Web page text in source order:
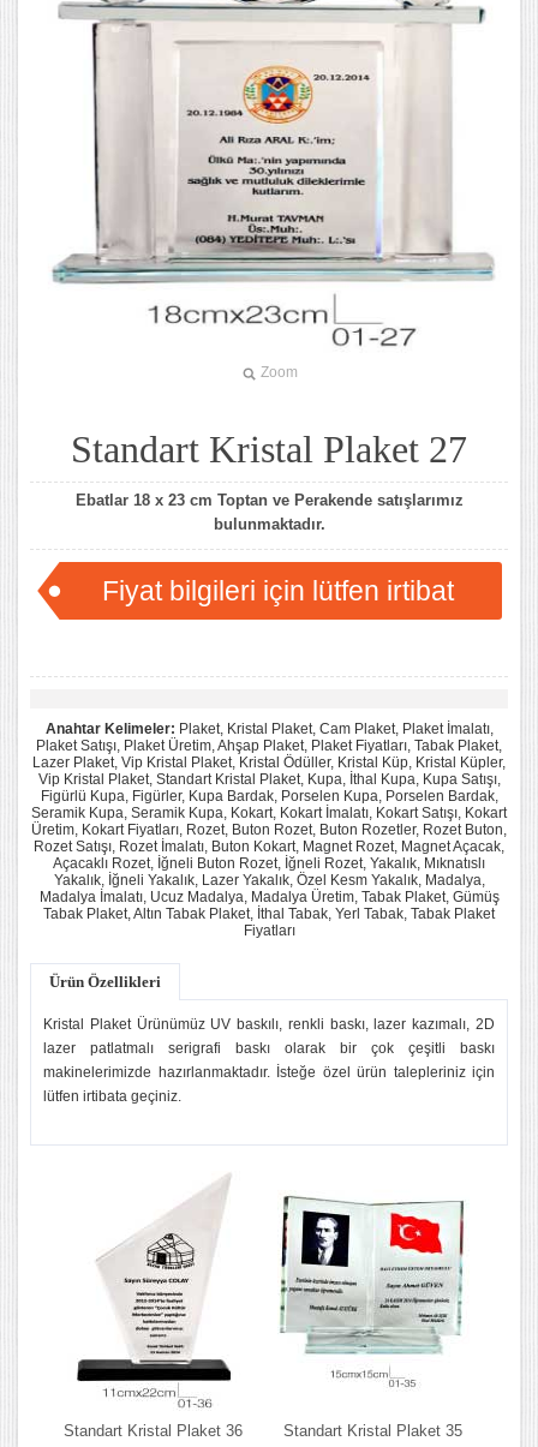
Zoom
Standart Kristal Plaket 27
Ebatlar 18 x 23 cm Toptan ve Perakende satışlarımız
bulunmaktadır.
Fiyat bilgileri için lütfen irtibat
Anahtar Kelimeler: Plaket, Kristal Plaket, Cam Plaket, Plaket İmalatı,
Plaket Satışı, Plaket Üretim, Ahşap Plaket, Plaket Fiyatları, Tabak Plaket,
Lazer Plaket, Vip Kristal Plaket, Kristal Ödüller, Kristal Küp, Kristal Küpler,
Vip Kristal Plaket, Standart Kristal Plaket, Kupa, İthal Kupa, Kupa Satışı,
Figürlü Kupa, Figürler, Kupa Bardak, Porselen Kupa, Porselen Bardak,
Seramik Kupa, Seramik Kupa, Kokart, Kokart İmalatı, Kokart Satışı, Kokart
Üretim, Kokart Fiyatları, Rozet, Buton Rozet, Buton Rozetler, Rozet Buton,
Rozet Satışı, Rozet İmalatı, Buton Kokart, Magnet Rozet, Magnet Açacak,
Açacaklı Rozet, İğneli Buton Rozet, İğneli Rozet, Yakalık, Mıknatıslı
Yakalık, İğneli Yakalık, Lazer Yakalık, Özel Kesm Yakalık, Madalya,
Madalya İmalatı, Ucuz Madalya, Madalya Üretim, Tabak Plaket, Gümüş
Tabak Plaket, Altın Tabak Plaket, İthal Tabak, Yerl Tabak, Tabak Plaket
Fiyatları
Ürün Özellikleri
Kristal Plaket Ürünümüz UV baskılı, renkli baskı, lazer kazımalı, 2D
lazer patlatmalı serigrafi baskı olarak bir çok çeşitli baskı
makinelerimizde hazırlanmaktadır. İsteğe özel ürün talepleriniz için
lütfen irtibata geçiniz.
Standart Kristal Plaket 36 Standart Kristal Plaket 35